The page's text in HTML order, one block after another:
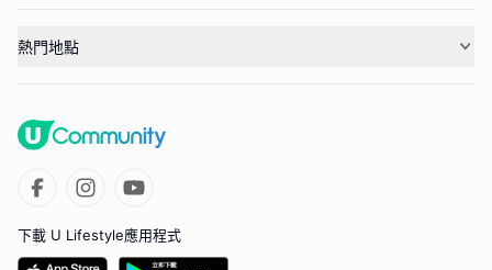
熱門地點
下載 U Lifestyle應用程式